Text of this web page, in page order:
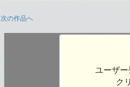
次の作品へ
800×1131ピクセル
ユーザ
ク